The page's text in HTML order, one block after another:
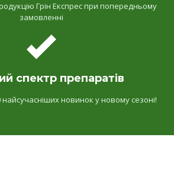
Грін Експрес при попередньому
замовленні
спектр препаратів
найсучасніших новинок у новому сезоні!